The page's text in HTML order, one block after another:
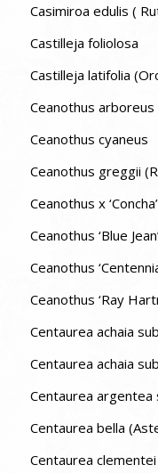
Casimiroa edulis (
Castilleja foliolosa
Ceanothus arboreus
Ceanothus cyaneus
Ceanothus greggii
Ceanothus x ‘Concha’
Ceanothus ‘Blue
Ceanothus
Ceanothus ‘Ray
Centaurea achaia
Centaurea achaia
Centaurea argentea
Centaurea bella
Centaurea clementei